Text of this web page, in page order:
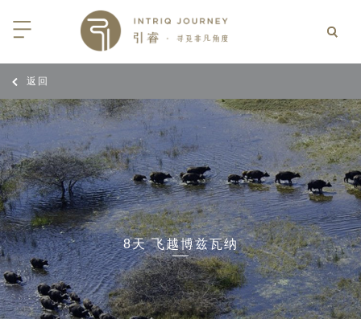
陆
非
加索
蒙
亚
亚
伯
坦
斯坦
亚
加
亚
和黑塞哥维那
同行
三重奏: 野性、山海与醇香（2026
日-9月25日）
大丘吉尔北极熊、白鲸与飞鸟
7月14日 – 7月21日）
其东部之旅：穿越古老的景观
5月5日 – 15日）
索拼图: 阿塞拜疆, 格鲁吉亚 & 亚
2026年5月15日-27日）
｜大溪地白兰度度假村尽享极致体
| AMANWELLA印度洋锡兰时光
｜文华东方迪沙鲁海岸THE
酒店
｜阿玛哈豪华精选沙漠度假村及水
｜ 不丹COMO UMA 喜马拉雅深处
队
伙伴
返回
8天 飞越博兹瓦纳